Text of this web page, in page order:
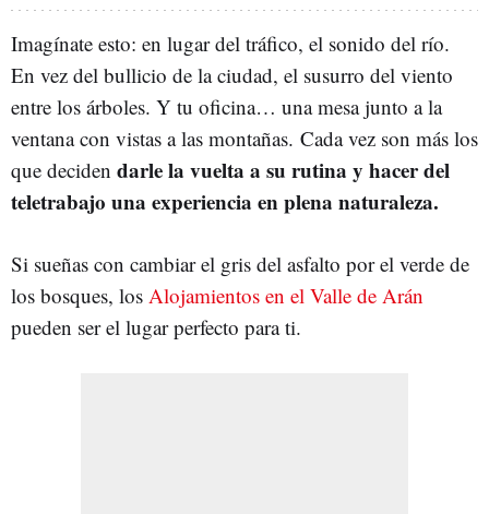
Imagínate esto: en lugar del tráfico, el sonido del río.
En vez del bullicio de la ciudad, el susurro del viento
entre los árboles. Y tu oficina… una mesa junto a la
ventana con vistas a las montañas. Cada vez son más los
que deciden darle la vuelta a su rutina y hacer del
teletrabajo una experiencia en plena naturaleza.
Si sueñas con cambiar el gris del asfalto por el verde de
los bosques, los Alojamientos en el Valle de Arán
pueden ser el lugar perfecto para ti.